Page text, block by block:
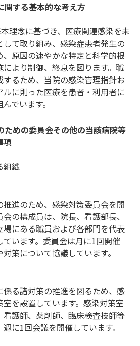
関する基本的な考え方
理念に基づき、医療関連感染を未
て取り組み、感染症患者発生の
原因の速やかな特定と科学的根
より制御、終息を図ります。職
するため、当院の感染管理指針お
ルに則った医療を患者・利用者に
でいます。
ための委員会その他の当該病院等
項
組織
進のため、感染対策委員会を開
の構成員は、院長、看護部長、
にある職員および各部門を代表
います。委員会は月に1回開催
策について協議しています。
る諸対策の推進を図るため、感
を設置しています。感染対策室
護師、薬剤師、臨床検査技師等
に1回会議を開催しています。